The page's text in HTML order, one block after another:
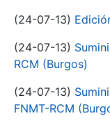
(24-07-13)
(24-07-13)
RCM (Burgos)
(24-07-13)
FNMT-RCM